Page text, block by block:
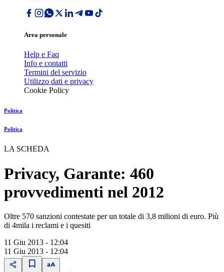
Area personale
Help e Faq
Info e contatti
Termini del servizio
Utilizzo dati e privacy
Cookie Policy
Politica
Politica
LA SCHEDA
Privacy, Garante: 460
provvedimenti nel 2012
Oltre 570 sanzioni contestate per un totale di 3,8 milioni di euro. Più
di 4mila i reclami e i quesiti
11 Giu 2013 - 12:04
11 Giu 2013 - 12:04